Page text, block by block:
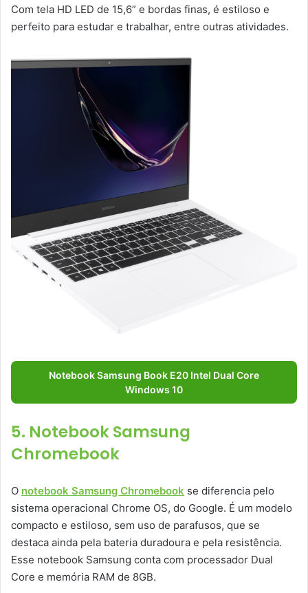
Com tela HD LED de 15,6” e bordas finas, é estiloso e
perfeito para estudar e trabalhar, entre outras atividades.
Notebook Samsung Book E20 Intel Dual Core
Windows 10
5. Notebook Samsung
Chromebook
O notebook Samsung Chromebook se diferencia pelo
sistema operacional Chrome OS, do Google. É um modelo
compacto e estiloso, sem uso de parafusos, que se
destaca ainda pela bateria duradoura e pela resistência.
Esse notebook Samsung conta com processador Dual
Core e memória RAM de 8GB.